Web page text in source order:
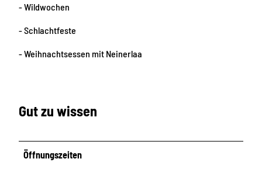
- Wildwochen
- Schlachtfeste
- Weihnachtsessen mit Neinerlaa
Gut zu wissen
Öffnungszeiten